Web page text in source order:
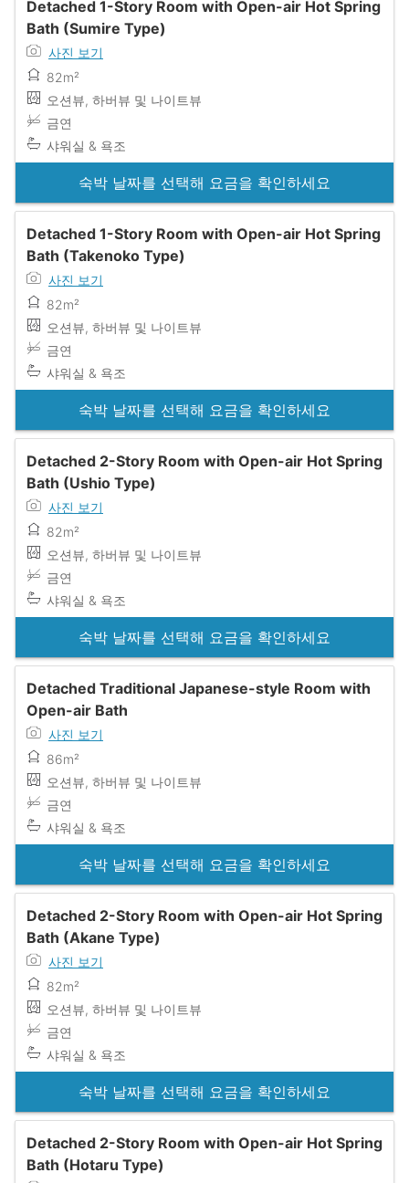
Detached 1-Story Room with Open-air Hot Spring
Bath (Sumire Type)
사진 보기
82m²
오션뷰, 하버뷰 및 나이트뷰
금연
샤워실 & 욕조
숙박 날짜를 선택해 요금을 확인하세요
Detached 1-Story Room with Open-air Hot Spring
Bath (Takenoko Type)
사진 보기
82m²
오션뷰, 하버뷰 및 나이트뷰
금연
샤워실 & 욕조
숙박 날짜를 선택해 요금을 확인하세요
Detached 2-Story Room with Open-air Hot Spring
Bath (Ushio Type)
사진 보기
82m²
오션뷰, 하버뷰 및 나이트뷰
금연
샤워실 & 욕조
숙박 날짜를 선택해 요금을 확인하세요
Detached Traditional Japanese-style Room with
Open-air Bath
사진 보기
86m²
오션뷰, 하버뷰 및 나이트뷰
금연
샤워실 & 욕조
숙박 날짜를 선택해 요금을 확인하세요
Detached 2-Story Room with Open-air Hot Spring
Bath (Akane Type)
사진 보기
82m²
오션뷰, 하버뷰 및 나이트뷰
금연
샤워실 & 욕조
숙박 날짜를 선택해 요금을 확인하세요
Detached 2-Story Room with Open-air Hot Spring
Bath (Hotaru Type)